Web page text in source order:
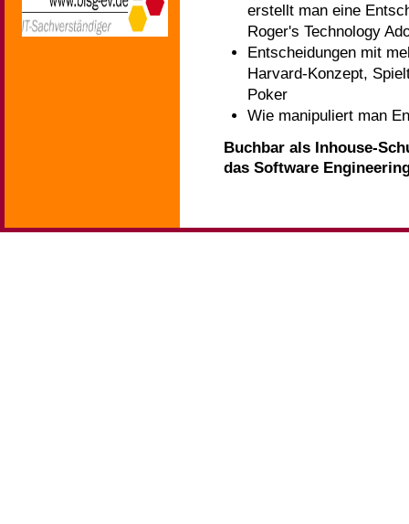
erstellt man eine
Roger's Technology
Entscheidungen mit
Harvard-Konzept,
Poker
Wie manipuliert man
Buchbar als Inhouse-
das Software